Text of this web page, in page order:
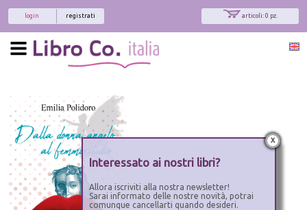
articoli: 0 pz.
registrati
login
x
Interessato ai nostri libri?
Allora iscriviti alla nostra newsletter!
Sarai informato delle nostre novità, potrai
comunque cancellarti quando desideri.